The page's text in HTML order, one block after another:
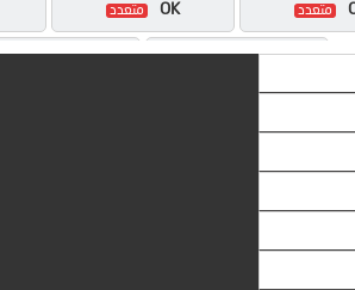
OK
MEGA
MEGA